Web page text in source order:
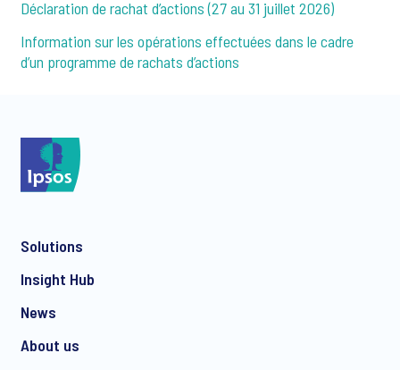
Déclaration de rachat d’actions (27 au 31 juillet 2026)
Information sur les opérations effectuées dans le cadre
d’un programme de rachats d’actions
Solutions
Insight Hub
News
About us